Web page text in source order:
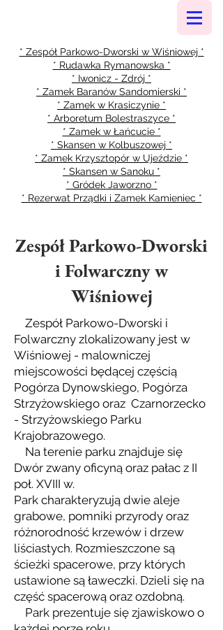
* Zespół Parkowo-Dworski w Wiśniowej *
* Rudawka Rymanowska *
* Iwonicz - Zdrój *
* Zamek Baranów Sandomierski *
* Zamek w Krasiczynie *
* Arboretum Bolestraszyce *
* Zamek w Łańcucie *
* Skansen w Kolbuszowej *
* Zamek Krzysztopór w Ujeździe *
* Skansen w Sanoku *
* Gródek Jaworzno *
* Rezerwat Prządki i Zamek Kamieniec *
Zespół Parkowo-Dworski
i Folwarczny w
Wiśniowej
Zespół Parkowo-Dworski i
Folwarczny zlokalizowany jest w
Wiśniowej - malowniczej
miejscowości będącej częścią
Pogórza Dynowskiego, Pogórza
Strzyżowskiego oraz Czarnorzecko
- Strzyżowskiego Parku
Krajobrazowego.
Na terenie parku znajduje się
Dwór zwany oficyną oraz pałac z II
poł. XVIII w.
Park charakteryzują dwie aleje
grabowe, pomniki przyrody oraz
różnorodność krzewów i drzew
liściastych. Rozmieszczone są
ścieżki spacerowe, przy których
ustawione są ławeczki. Dzieli się na
część spacerową oraz ozdobną.
Park prezentuje się zjawiskowo o